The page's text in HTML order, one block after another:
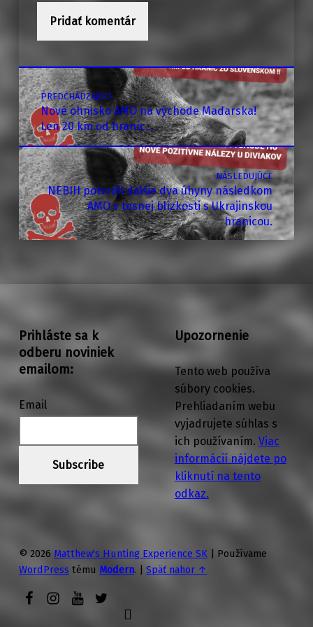
Navigácia v článkoch
PREDCHÁDZAJÚCI
Nové ohnisko AMO na východe Maďarska!
Len 20 km od hraníc…
NÁSLEDUJÚCE
NEBIH potvrdil ďalšie dva úhyny následkom
AMO v tesnej blízkosti s Ukrajinskou
hranicou.
Prihláste sa k
odberu noviniek
emailom:
Email
Upozornenie
Tento web používa
súbory cookies.
Prehliadaním webu
vyjadrujete súhlas s
ich používaním. Viac
informácií nájdete po
kliknutí na tento
odkaz.
© 2026 Matthew's Hunting Experience SK
Používame
WordPress tému Modern. Späť nahor ↑
Facebook PageInstagram ProfileYouTube
Twitter Profile